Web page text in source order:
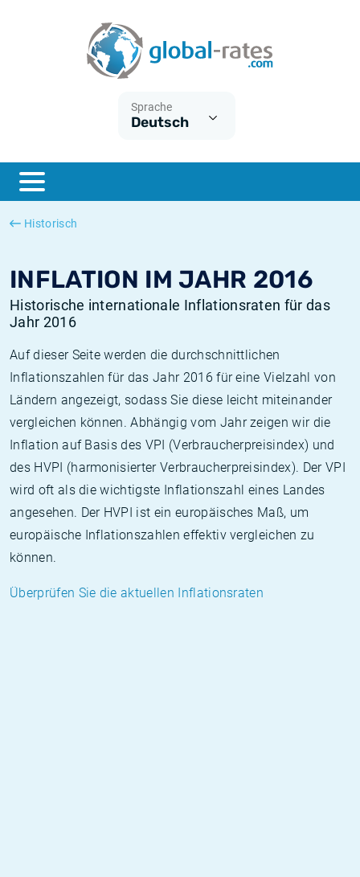
Sprache
Deutsch
Historisch
INFLATION IM JAHR 2016
Historische internationale Inflationsraten für das
Jahr 2016
Auf dieser Seite werden die durchschnittlichen
Inflationszahlen für das Jahr 2016 für eine Vielzahl von
Ländern angezeigt, sodass Sie diese leicht miteinander
vergleichen können. Abhängig vom Jahr zeigen wir die
Inflation auf Basis des VPI (Verbraucherpreisindex) und
des HVPI (harmonisierter Verbraucherpreisindex). Der VPI
wird oft als die wichtigste Inflationszahl eines Landes
angesehen. Der HVPI ist ein europäisches Maß, um
europäische Inflationszahlen effektiv vergleichen zu
können.
Überprüfen Sie die aktuellen Inflationsraten
ESTER
SONIA
Was ist die VPI-Inflation?
Was ist die HVPI-Inflation?
Deutsche inflation
Europäische inflation
Historische Euribor-Sätze
Historische ESTER-Sätze
Historische SOFR-Sätze
Historische SONIA-Sätze
Inflationsrechner